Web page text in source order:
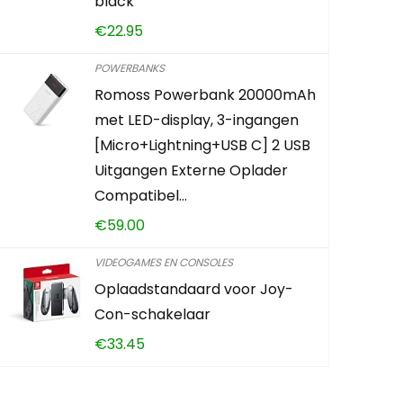
€22.95
POWERBANKS
Romoss Powerbank 20000mAh
met LED-display, 3-ingangen
[Micro+Lightning+USB C] 2 USB
Uitgangen Externe Oplader
Compatibel…
€59.00
VIDEOGAMES EN CONSOLES
Oplaadstandaard voor Joy-
Con-schakelaar
€33.45